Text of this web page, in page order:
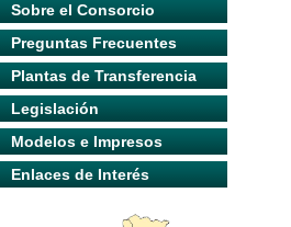
Sobre el Consorcio
Preguntas Frecuentes
Plantas de Transferencia
Legislación
Modelos e Impresos
Enlaces de Interés